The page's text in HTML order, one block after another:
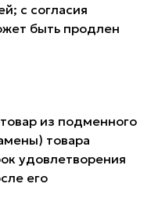
с согласия
быть продлен
из подменного
товара
удовлетворения
его